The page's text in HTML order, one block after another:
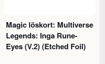
Magic löskort: Multiverse
Legends: Inga Rune-
Eyes (V.2) (Etched Foil)